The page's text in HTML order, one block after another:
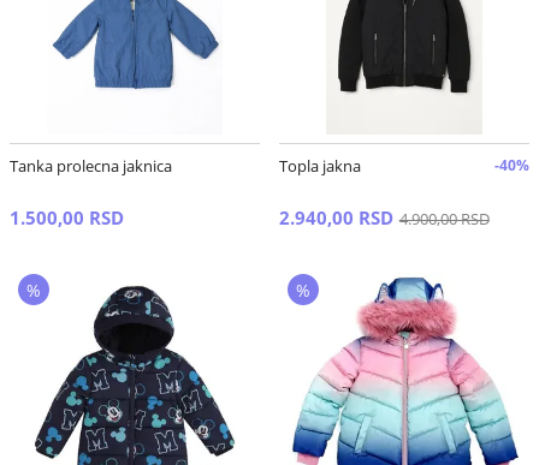
Tanka prolecna jaknica
1.500,00 RSD
Topla jakna -40%
2.940,00 RSD 4.900,00 RSD
% %